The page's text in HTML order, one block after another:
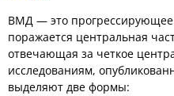
ВМД — это прогрессирующее
поражается центральная
отвечающая за четкое
исследованиям,
выделяют две формы: